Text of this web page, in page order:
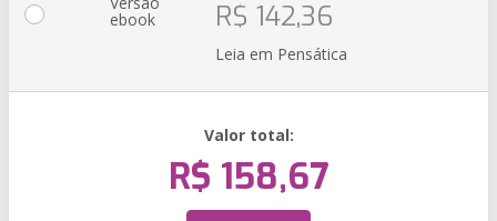
ebook R$ 142,36
Leia em Pensática
Valor total:
R$ 158,67